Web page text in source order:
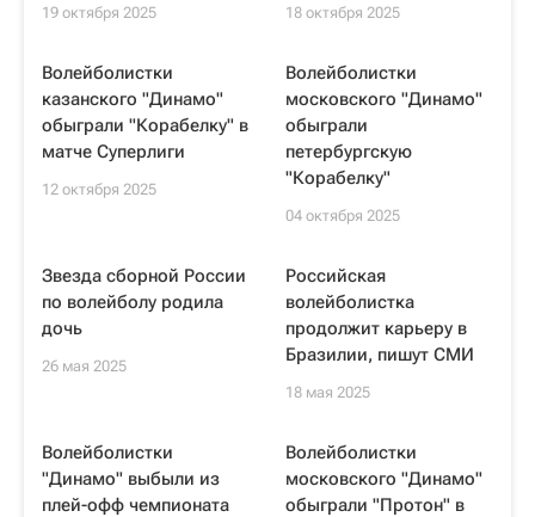
19 октября 2025 18 октября 2025
Волейболистки
казанского "Динамо"
обыграли "Корабелку" в
матче Суперлиги
12 октября 2025
Волейболистки
московского "Динамо"
обыграли
петербургскую
"Корабелку"
04 октября 2025
Звезда сборной России
по волейболу родила
дочь
26 мая 2025
Российская
волейболистка
продолжит карьеру в
Бразилии, пишут СМИ
18 мая 2025
Волейболистки
"Динамо" выбыли из
плей-офф чемпионата
Волейболистки
московского "Динамо"
обыграли "Протон" в